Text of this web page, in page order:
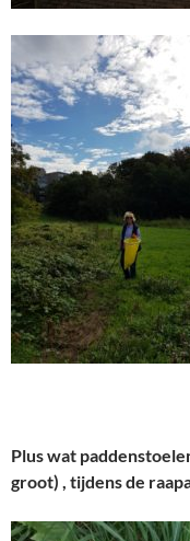
Plus wat
groot) , tijdens de